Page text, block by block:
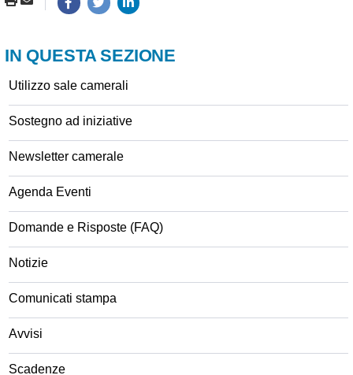
IN QUESTA SEZIONE
Utilizzo sale camerali
Sostegno ad iniziative
Newsletter camerale
Agenda Eventi
Domande e Risposte (FAQ)
Notizie
Comunicati stampa
Avvisi
Scadenze